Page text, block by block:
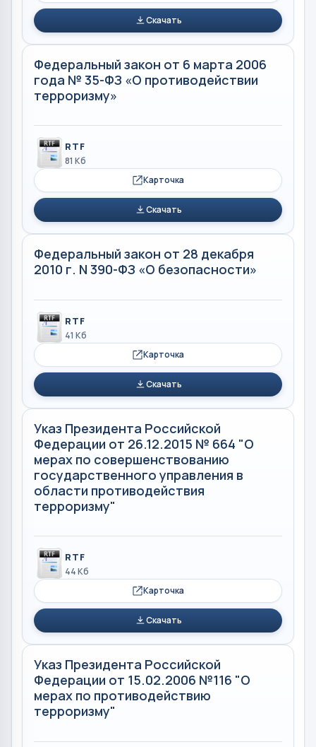
Скачать
Федеральный закон от 6 марта 2006
года № 35-ФЗ «О противодействии
терроризму»
RTF
81 Кб
Карточка
Скачать
Федеральный закон от 28 декабря
2010 г. N 390-ФЗ «О безопасности»
RTF
41 Кб
Карточка
Скачать
Указ Президента Российской
Федерации от 26.12.2015 № 664 "О
мерах по совершенствованию
государственного управления в
области противодействия
терроризму"
RTF
44 Кб
Карточка
Скачать
Указ Президента Российской
Федерации от 15.02.2006 №116 "О
мерах по противодействию
терроризму"